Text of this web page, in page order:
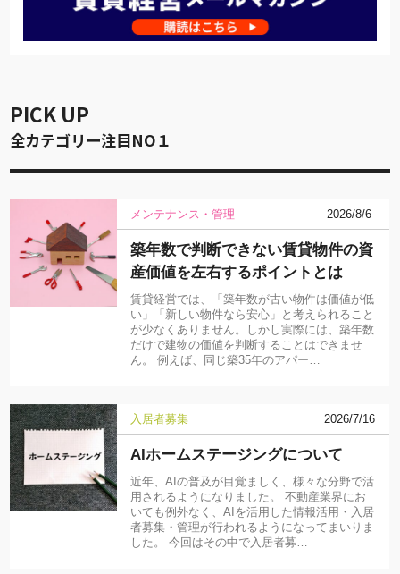
PICK UP
全カテゴリー注目NO１
メンテナンス・管理 2026/8/6
築年数で判断できない賃貸物件の資
産価値を左右するポイントとは
賃貸経営では、「築年数が古い物件は価値が低
い」「新しい物件なら安心」と考えられること
が少なくありません。しかし実際には、築年数
だけで建物の価値を判断することはできませ
ん。 例えば、同じ築35年のアパー…
入居者募集 2026/7/16
AIホームステージングについて
近年、AIの普及が目覚ましく、様々な分野で活
用されるようになりました。 不動産業界にお
いても例外なく、AIを活用した情報活用・入居
者募集・管理が行われるようになってまいりま
した。 今回はその中で入居者募…